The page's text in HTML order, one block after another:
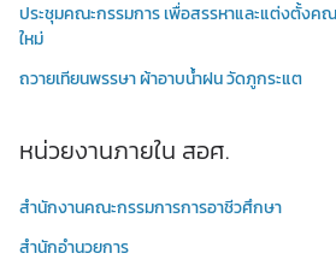
ประชุมคณะกรรมการ เพื่อสรรหาและแต่งตั้งค
ใหม่
ถวายเทียนพรรษา ผ้าอาบน้ำฝน วัดภูกระแต
หน่วยงานภายใน สอศ.
สำนักงานคณะกรรมการการอาชีวศึกษา
สำนักอำนวยการ